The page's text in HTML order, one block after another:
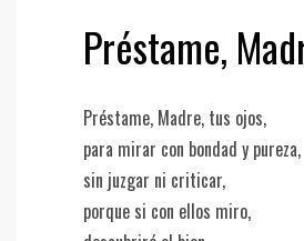
Préstame,
Préstame, Madre, tus ojos,
para mirar con bondad y pureza,
sin juzgar ni criticar,
porque si con ellos miro,